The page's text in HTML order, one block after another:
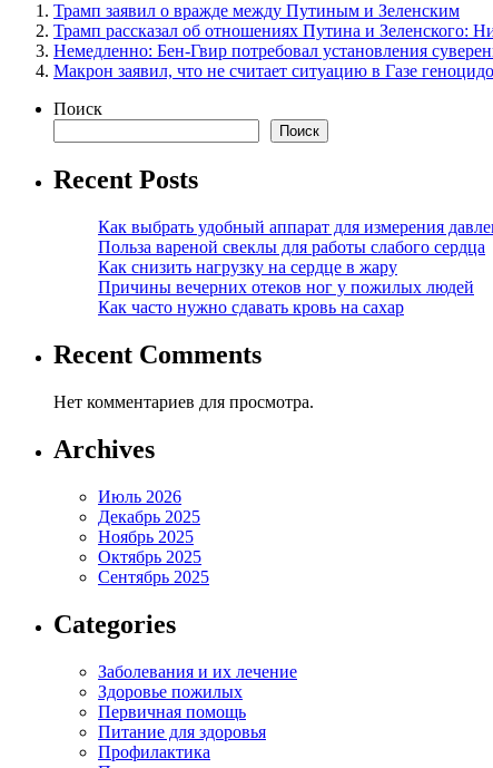
Трамп заявил о вражде между Путиным и Зеленским
Трамп рассказал об отношениях Путина и Зеленского:
Немедленно: Бен-Гвир потребовал установления
Макрон заявил, что не считает ситуацию в Газе
Поиск
Поиск
Recent Posts
Как выбрать удобный аппарат для измерения
Польза вареной свеклы для работы слабого сердца
Как снизить нагрузку на сердце в жару
Причины вечерних отеков ног у пожилых людей
Как часто нужно сдавать кровь на сахар
Recent Comments
Нет комментариев для просмотра.
Archives
Июль 2026
Декабрь 2025
Ноябрь 2025
Октябрь 2025
Сентябрь 2025
Categories
Заболевания и их лечение
Здоровье пожилых
Первичная помощь
Питание для здоровья
Профилактика